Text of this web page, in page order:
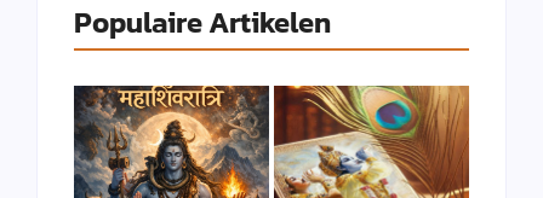
Populaire Artikelen